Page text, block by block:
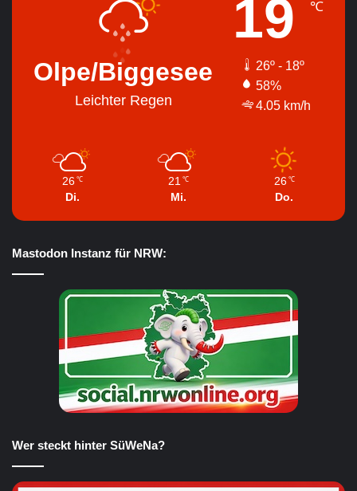
Olpe/Biggesee
Leichter Regen
19 ℃
26º - 18º
58%
4.05 km/h
26 ℃
Di.
21 ℃
Mi.
26 ℃
Do.
Mastodon Instanz für NRW:
Wer steckt hinter SüWeNa?